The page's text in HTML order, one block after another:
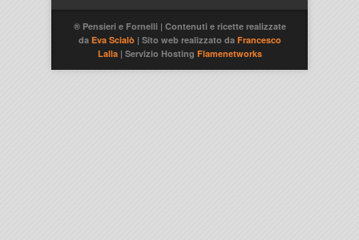
® Pensieri e Fornelli | Contenuti e ricette realizzate
da Eva Scialò | Sito web realizzato da Francesco
Lalla | Servizio Hosting Flamenetworks